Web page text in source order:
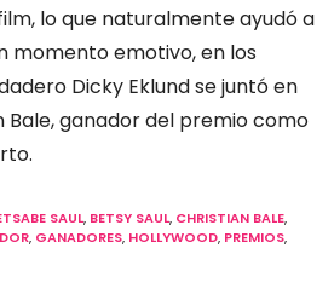
lo que naturalmente ayudó a
momento emotivo, en los
Dicky Eklund se juntó en
Bale, ganador del premio como
SAUL, BETSY SAUL, CHRISTIAN BALE,
, GANADORES, HOLLYWOOD, PREMIOS,